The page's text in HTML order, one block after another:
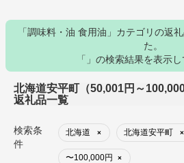
「調味料・油 食用油」カテゴリの返
た。
「」の検索結果を表示し
北海道安平町（50,001円～
返礼品一覧
検索条
件
北海道 × 北海道安平町 ×
〜100,000円 ×